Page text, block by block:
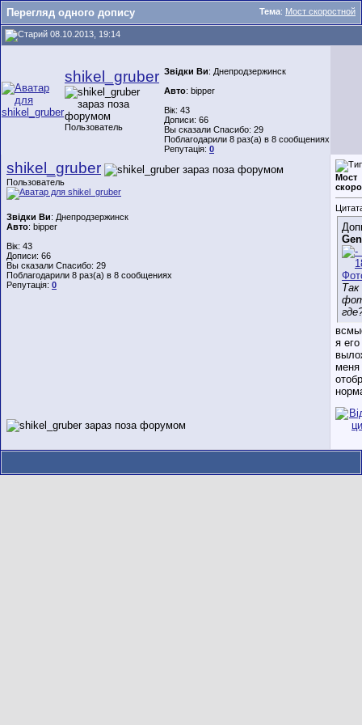
Тема: Мост скоростной
Перегляд одного допису
08.10.2013, 19:14
shikel_gruber
Пользователь
Звідки Ви: Днепродзержинск
Авто: bipper
Вік: 43
Дописи: 66
Вы сказали Спасибо: 29
Поблагодарили 8 раз(а) в 8 сообщениях
Репутація: 0
shikel_gruber
Пользователь
Звідки Ви: Днепродзержинск
Авто: bipper
Вік: 43
Дописи: 66
Вы сказали Спасибо: 29
Поблагодарили 8 раз(а) в 8 сообщениях
Репутація: 0
Мост
Так
я
меня